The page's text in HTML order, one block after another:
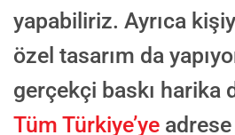
ONAYINIZDAN SONRA
yapabiliriz. Ayrıca
özel tasarım da
gerçekçi baskı harika
Tüm Türkiye’ye